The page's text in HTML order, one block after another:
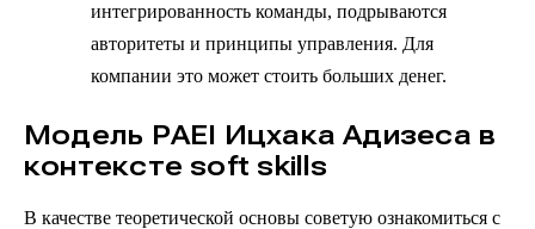
интегрированность команды, подрываются
авторитеты и принципы управления. Для
компании это может стоить больших денег.
Модель PAEI Ицхака Адизеса в
контексте soft skills
В качестве теоретической основы советую ознакомиться с